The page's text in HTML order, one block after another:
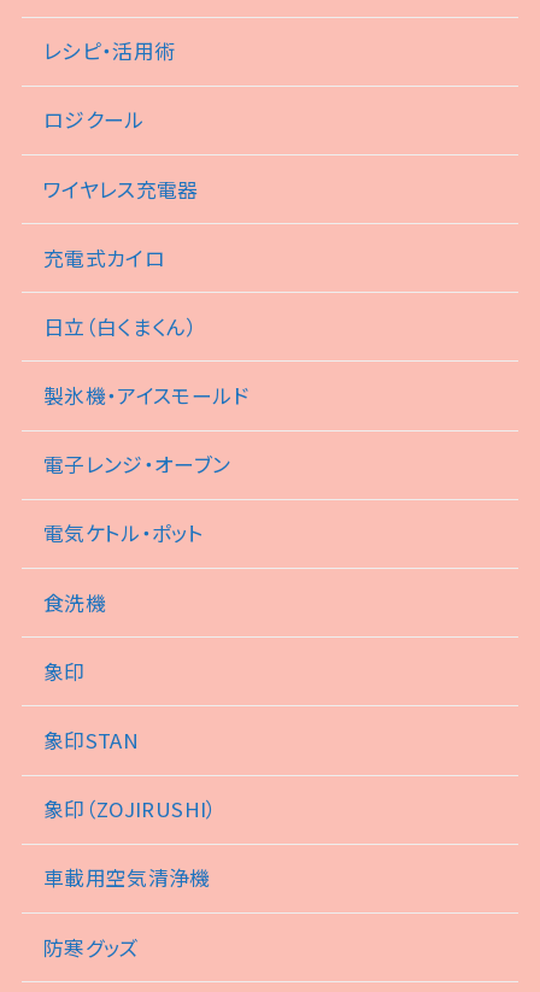
レシピ・活用術
ロジクール
ワイヤレス充電器
充電式カイロ
日立（白くまくん）
製氷機・アイスモールド
電子レンジ・オーブン
電気ケトル・ポット
食洗機
象印
象印STAN
象印（ZOJIRUSHI）
車載用空気清浄機
防寒グッズ